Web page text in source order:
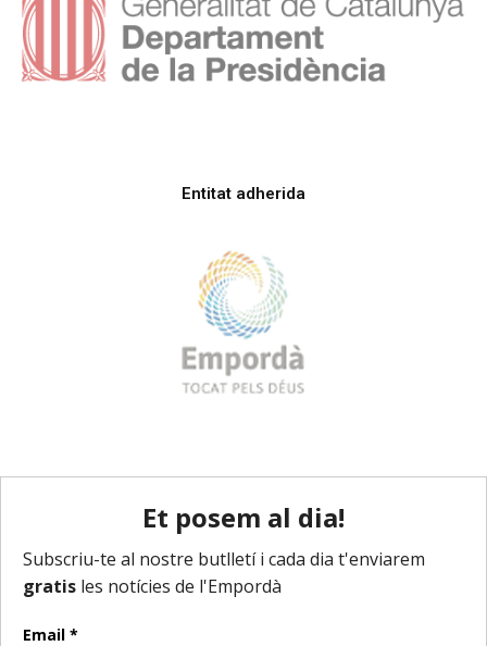
Entitat adherida